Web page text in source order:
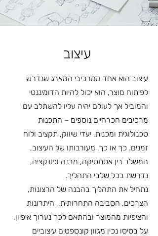
עיצוב הוא אחד ממרכיבי המארג שנדרש
לפיתוח מוצר, הוא יכול להיות הדומיננטי
והמוביל אך לעולם יהיה עליו להשתלב עם
מרכיבים הכרחיים נוספים – התכנות
טכנולוגית ומכנית, יעדי שיווק, תקציב ולוח
זמנים. כך או כך, מעורבותו של העיצוב,
המשלב בין אסתטיקה, מבנה ופונקציה,
נדרשת בכל שלבי התהליך.
נתחיל את התהליך בהבנה של הרצונות,
הצרכים, הסביבה התחרותית, היתרונות
והציפיות מהמוצר ובהתאם לכך נערוך איפיון,
על בסיסו נכין מגוון קונספטים עיצוביים